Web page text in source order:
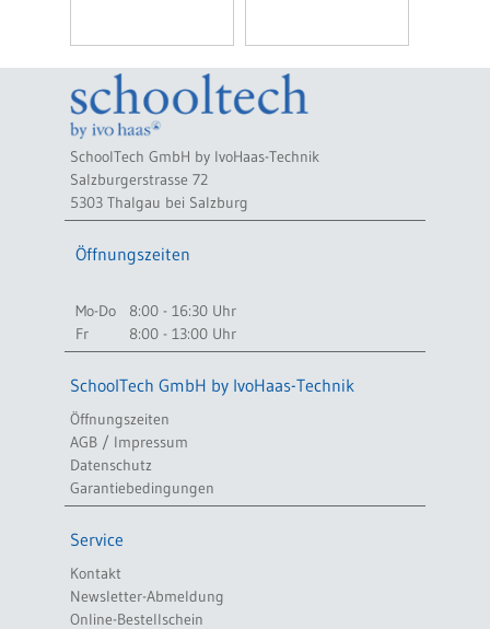
SchoolTech GmbH by IvoHaas-Technik
Salzburgerstrasse 72
5303 Thalgau bei Salzburg
Öffnungszeiten
Mo-Do
8:00 - 16:30 Uhr
Fr
8:00 - 13:00 Uhr
SchoolTech GmbH by IvoHaas-Technik
Öffnungszeiten
AGB / Impressum
Datenschutz
Garantiebedingungen
Service
Kontakt
Newsletter-Abmeldung
Online-Bestellschein